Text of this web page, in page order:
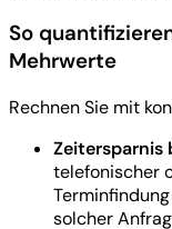
So
Mehrwerte
Rechnen Sie mit
Zeitersparnis
telefonischer
solcher